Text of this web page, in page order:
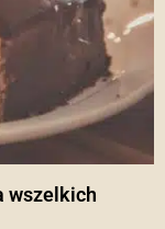
wszelkich